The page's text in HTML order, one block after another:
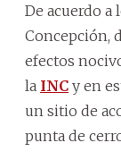
De acuerdo a
Concepción,
efectos
la INC y en
un sitio de
punta de